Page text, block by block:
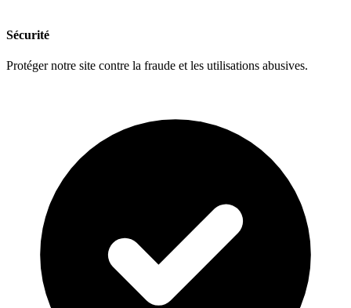
Sécurité
Protéger notre site contre la fraude et les utilisations abusives.